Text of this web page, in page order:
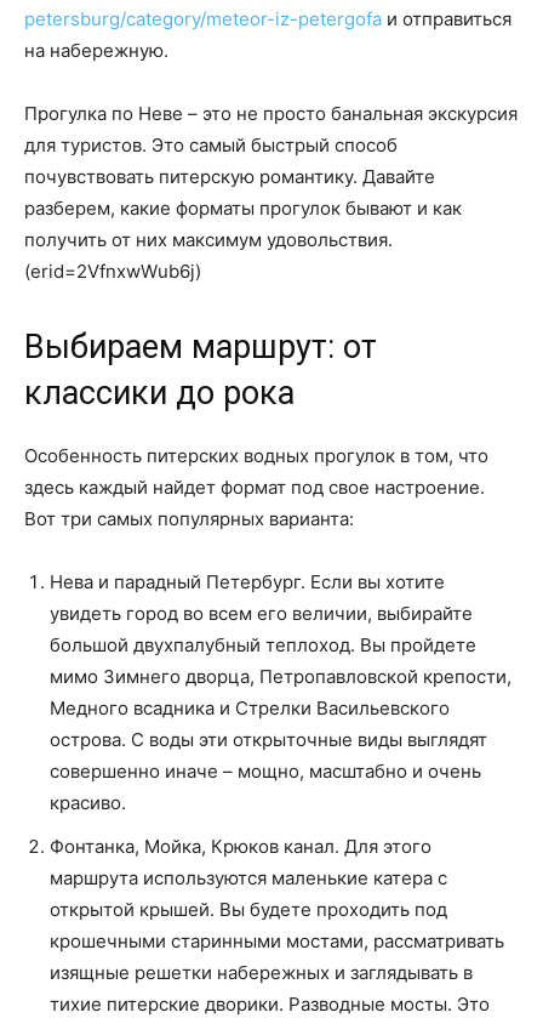
petersburg/category/meteor-iz-petergofa и отправиться
на набережную.
Прогулка по Неве – это не просто банальная экскурсия
для туристов. Это самый быстрый способ
почувствовать питерскую романтику. Давайте
разберем, какие форматы прогулок бывают и как
получить от них максимум удовольствия.
(erid=2VfnxwWub6j)
Выбираем маршрут: от
классики до рока
Особенность питерских водных прогулок в том, что
здесь каждый найдет формат под свое настроение.
Вот три самых популярных варианта:
Нева и парадный Петербург. Если вы хотите
увидеть город во всем его величии, выбирайте
большой двухпалубный теплоход. Вы пройдете
мимо Зимнего дворца, Петропавловской крепости,
Медного всадника и Стрелки Васильевского
острова. С воды эти открыточные виды выглядят
совершенно иначе – мощно, масштабно и очень
красиво.
Фонтанка, Мойка, Крюков канал. Для этого
маршрута используются маленькие катера с
открытой крышей. Вы будете проходить под
крошечными старинными мостами, рассматривать
изящные решетки набережных и заглядывать в
тихие питерские дворики. Разводные мосты. Это